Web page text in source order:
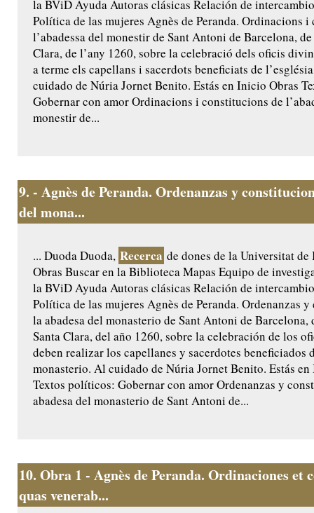
la BViD Ayuda Autoras clásicas Relación de
Política de las mujeres Agnès de Peranda. Ordinacions
l’abadessa del monestir de Sant Antoni de Barcelona, de
Clara, de l’any 1260, sobre la celebració dels oficis
a terme els capellans i sacerdots beneficiats de
cuidado de Núria Jornet Benito. Estás en Inicio Obras
Gobernar con amor Ordinacions i constitucions de
monestir de...
9. - Agnès de Peranda. Ordenanzas y
del mona...
... Duoda Duoda, Recerca de dones de la Universitat
Obras Buscar en la Biblioteca Mapas Equipo de
la BViD Ayuda Autoras clásicas Relación de
Política de las mujeres Agnès de Peranda. Ordenanzas
la abadesa del monasterio de Sant Antoni de Barcelona,
Santa Clara, del año 1260, sobre la celebración de los
deben realizar los capellanes y sacerdotes beneficiados
monasterio. Al cuidado de Núria Jornet Benito. Estás
Textos políticos: Gobernar con amor Ordenanzas y
abadesa del monasterio de Sant Antoni de...
10. Obra 1 - Agnès de Peranda. Ordinaciones et
quas venerab...